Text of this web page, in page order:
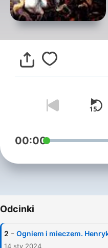
00:00
Odcinki
2 - Ogniem i mieczem.
14 sty 2024